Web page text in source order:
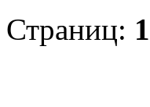
Страниц: 1